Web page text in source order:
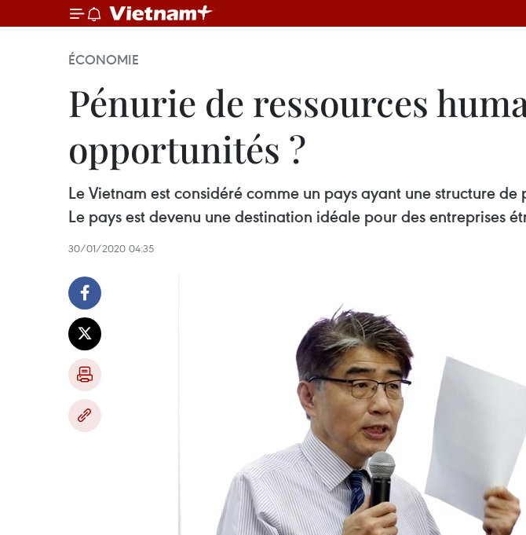
ÉCONOMIE
Pénurie de ressources
opportunités ?
Le Vietnam est considéré comme un pays ayant une structure
Le pays est devenu une destination idéale pour des entreprises
30/01/2020 04:35